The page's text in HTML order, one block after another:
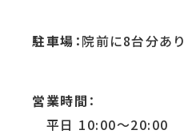
駐車場 ：院前に8台分あり
営業時間 ：
平日 10:00～20:00